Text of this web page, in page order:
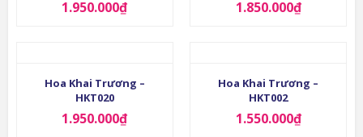
1.950.000₫ 1.850.000₫
Hoa Khai Trương –
HKT020
1.950.000₫
Hoa Khai Trương –
HKT002
1.550.000₫